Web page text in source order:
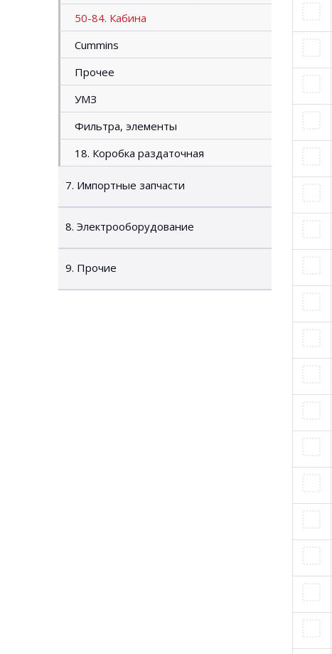
приборы
50-84. Кабина
Cummins
Прочее
УМЗ
Фильтра, элементы
18. Коробка раздаточная
7. Импортные запчасти
8. Электрооборудование
9. Прочие